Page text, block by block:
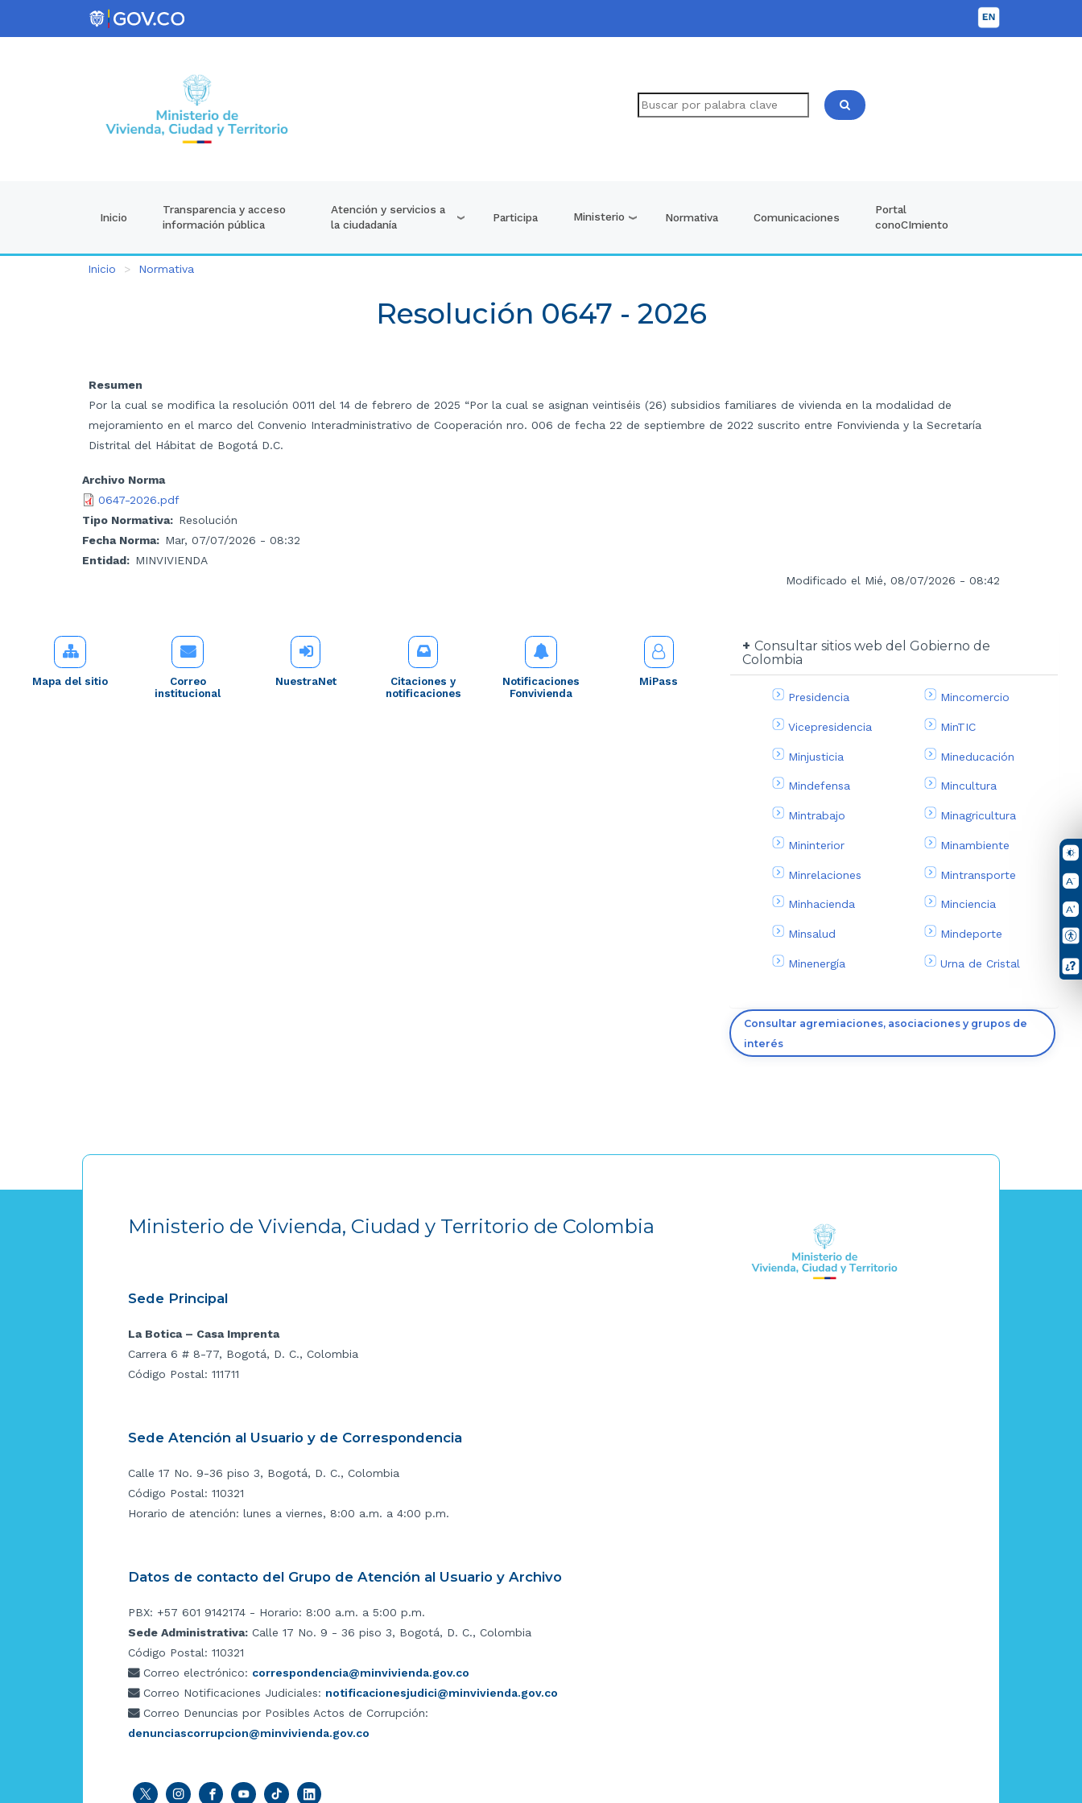
Inicio
Transparencia y acceso
información pública
Atención y servicios a
la ciudadanía
Participa Ministerio Normativa Comunicaciones
Portal
conoCImiento
Inicio Normativa
Resolución 0647 - 2026
Resumen
Por la cual se modifica la resolución 0011 del 14 de febrero de 2025 “Por la cual se asignan veintiséis (26) subsidios familiares de vivienda en la modalidad de
mejoramiento en el marco del Convenio Interadministrativo de Cooperación nro. 006 de fecha 22 de septiembre de 2022 suscrito entre Fonvivienda y la Secretaría
Distrital del Hábitat de Bogotá D.C.
Archivo Norma
0647-2026.pdf
Tipo Normativa
Resolución
Fecha Norma
Mar, 07/07/2026 - 08:32
Entidad
MINVIVIENDA
Modificado el Mié, 08/07/2026 - 08:42
Mapa del sitio
Correo
institucional
NuestraNet
Citaciones y
notificaciones
Notificaciones
Fonvivienda
MiPass
Consultar sitios web del Gobierno de
Colombia
Presidencia
Vicepresidencia
Minjusticia
Mindefensa
Mintrabajo
Mininterior
Minrelaciones
Minhacienda
Minsalud
Minenergía
Mincomercio
MinTIC
Mineducación
Mincultura
Minagricultura
Minambiente
Mintransporte
Minciencia
Mindeporte
Urna de Cristal
Consultar agremiaciones, asociaciones y grupos de
interés
Ministerio de Vivienda, Ciudad y Territorio de Colombia
Sede Principal
La Botica – Casa Imprenta
Carrera 6 # 8-77, Bogotá, D. C., Colombia
Código Postal: 111711
Sede Atención al Usuario y de Correspondencia
Calle 17 No. 9-36 piso 3, Bogotá, D. C., Colombia
Código Postal: 110321
Horario de atención: lunes a viernes, 8:00 a.m. a 4:00 p.m.
Datos de contacto del Grupo de Atención al Usuario y Archivo
PBX: +57 601 9142174 - Horario: 8:00 a.m. a 5:00 p.m.
Sede Administrativa: Calle 17 No. 9 - 36 piso 3, Bogotá, D. C., Colombia
Código Postal: 110321
Correo electrónico: correspondencia@minvivienda.gov.co
Correo Notificaciones Judiciales: notificacionesjudici@minvivienda.gov.co
Correo Denuncias por Posibles Actos de Corrupción:
denunciascorrupcion@minvivienda.gov.co